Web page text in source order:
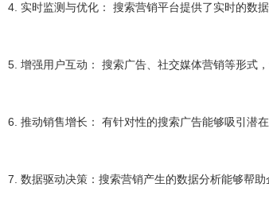
4. 实时监测与优化： 搜索营销平台提供了实时的数
5. 增强用户互动： 搜索广告、社交媒体营销等形式
6. 推动销售增长： 有针对性的搜索广告能够吸引潜
7. 数据驱动决策：搜索营销产生的数据分析能够帮